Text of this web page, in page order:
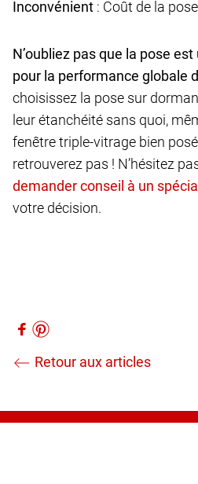
Inconvénient : Coût de la
N’oubliez pas que la pose
pour la performance globale
choisissez la pose sur
leur étanchéité sans quoi,
fenêtre triple-vitrage bien
retrouverez pas ! N’hésitez
votre décision.